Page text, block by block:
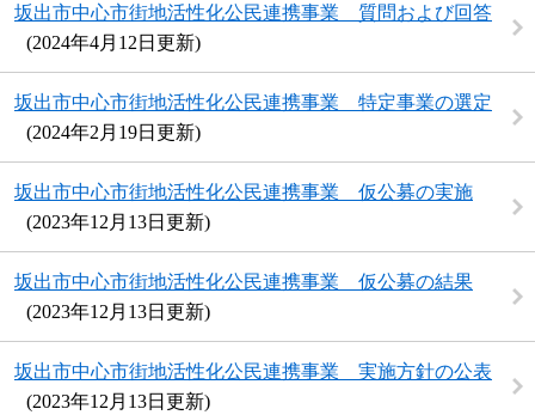
坂出市中心市街地活性化公民連携事業 質問および回答
2024年4月12日更新
坂出市中心市街地活性化公民連携事業 特定事業の選定
2024年2月19日更新
坂出市中心市街地活性化公民連携事業 仮公募の実施
2023年12月13日更新
坂出市中心市街地活性化公民連携事業 仮公募の結果
2023年12月13日更新
坂出市中心市街地活性化公民連携事業 実施方針の公表
2023年12月13日更新